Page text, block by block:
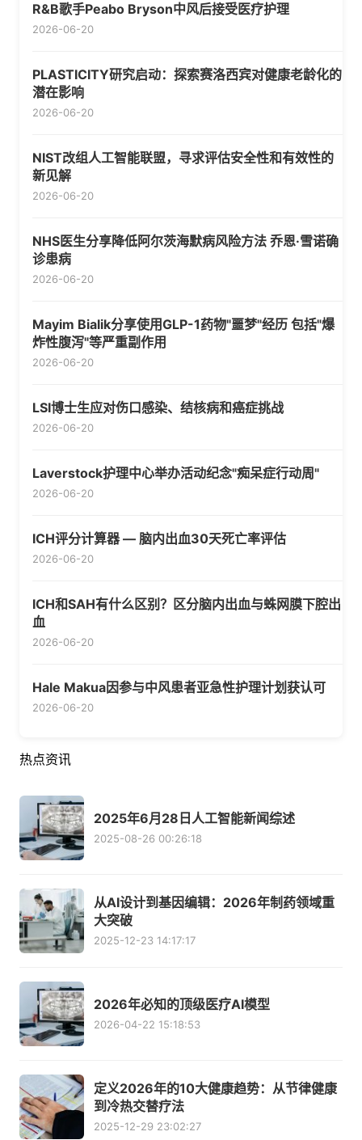
R&B歌手Peabo Bryson中风后接受医疗护理
2026-06-20
PLASTICITY研究启动：探索赛洛西宾对健康老龄化的
潜在影响
2026-06-20
NIST改组人工智能联盟，寻求评估安全性和有效性的
新见解
2026-06-20
NHS医生分享降低阿尔茨海默病风险方法 乔恩·雪诺确
诊患病
2026-06-20
Mayim Bialik分享使用GLP-1药物"噩梦"经历 包括"爆
炸性腹泻"等严重副作用
2026-06-20
LSI博士生应对伤口感染、结核病和癌症挑战
2026-06-20
Laverstock护理中心举办活动纪念"痴呆症行动周"
2026-06-20
ICH评分计算器 — 脑内出血30天死亡率评估
2026-06-20
ICH和SAH有什么区别？区分脑内出血与蛛网膜下腔出
血
2026-06-20
Hale Makua因参与中风患者亚急性护理计划获认可
2026-06-20
热点资讯
2025年6月28日人工智能新闻综述
2025-08-26 00:26:18
从AI设计到基因编辑：2026年制药领域重
大突破
2025-12-23 14:17:17
2026年必知的顶级医疗AI模型
2026-04-22 15:18:53
定义2026年的10大健康趋势：从节律健康
到冷热交替疗法
2025-12-29 23:02:27